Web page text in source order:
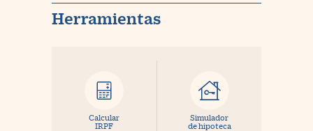
Herramientas
Calcular
IRPF
Simulador
de hipoteca